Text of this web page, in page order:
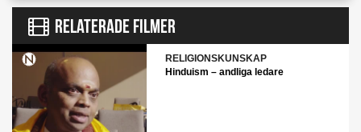
RELATERADE FILMER
RELIGIONSKUNSKAP
Hinduism – andliga ledare